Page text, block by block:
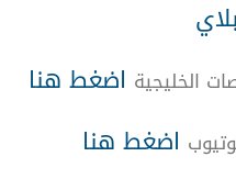
الخليجية اضغط هنا
اضغط هنا